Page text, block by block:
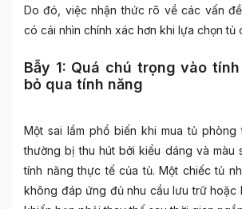
Do đó, việc nhận thức rõ về các vấn
có cái nhìn chính xác hơn khi lựa chọn tủ
Bẫy 1: Quá chú trọng vào
bỏ qua tính năng
Một sai lầm phổ biến khi mua tủ phòng
thường bị thu hút bởi kiểu dáng và màu
tính năng thực tế của tủ. Một chiếc tủ
không đáp ứng đủ nhu cầu lưu trữ hoặc